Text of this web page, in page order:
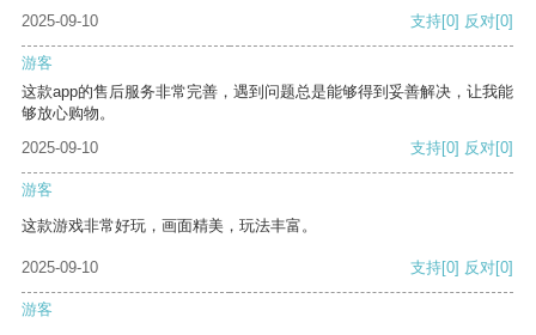
2025-09-10
支持[0] 反对[0]
游客
这款app的售后服务非常完善，遇到问题总是能够得到妥善解决，让我能
够放心购物。
2025-09-10
支持[0] 反对[0]
游客
这款游戏非常好玩，画面精美，玩法丰富。
2025-09-10 支持[0] 反对[0]
游客